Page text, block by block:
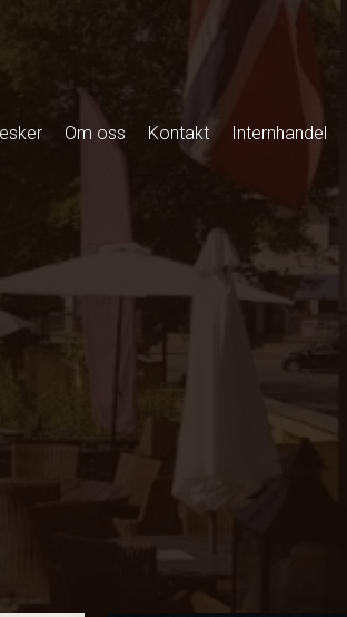
Om oss Kontakt Internhandel